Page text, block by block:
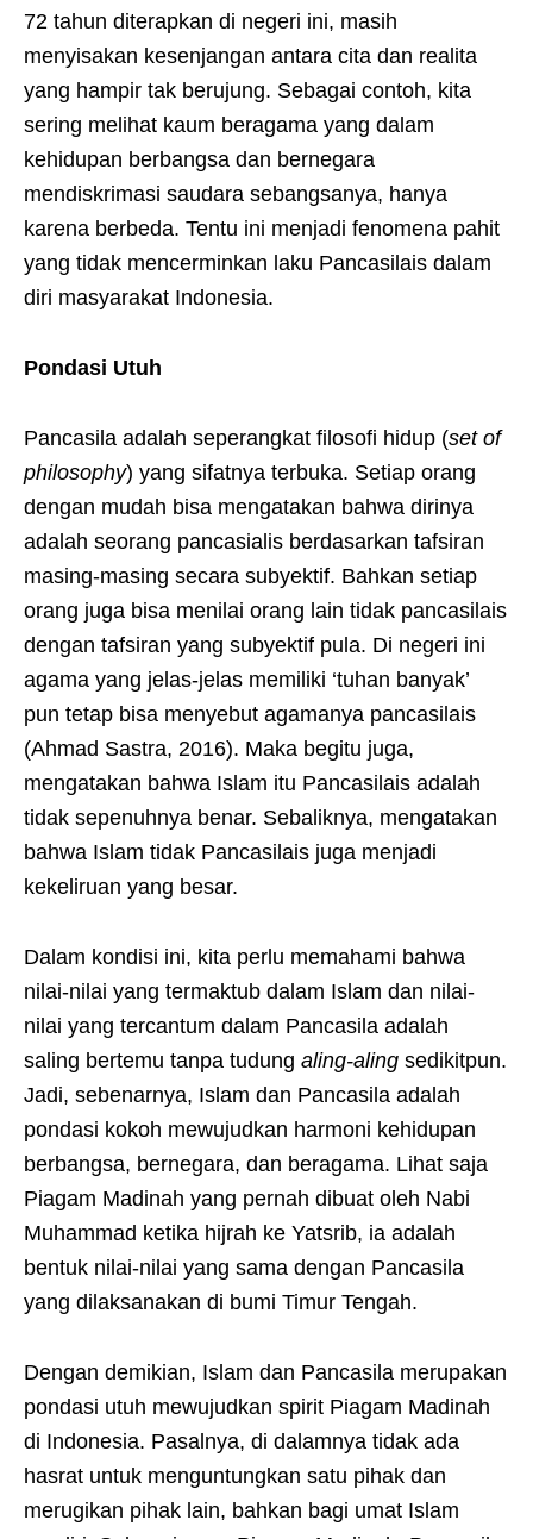
72 tahun diterapkan di negeri ini, masih
menyisakan kesenjangan antara cita dan realita
yang hampir tak berujung. Sebagai contoh, kita
sering melihat kaum beragama yang dalam
kehidupan berbangsa dan bernegara
mendiskrimasi saudara sebangsanya, hanya
karena berbeda. Tentu ini menjadi fenomena pahit
yang tidak mencerminkan laku Pancasilais dalam
diri masyarakat Indonesia.
Pondasi Utuh
Pancasila adalah seperangkat filosofi hidup (set of
philosophy) yang sifatnya terbuka. Setiap orang
dengan mudah bisa mengatakan bahwa dirinya
adalah seorang pancasialis berdasarkan tafsiran
masing-masing secara subyektif. Bahkan setiap
orang juga bisa menilai orang lain tidak pancasilais
dengan tafsiran yang subyektif pula. Di negeri ini
agama yang jelas-jelas memiliki ‘tuhan banyak’
pun tetap bisa menyebut agamanya pancasilais
(Ahmad Sastra, 2016). Maka begitu juga,
mengatakan bahwa Islam itu Pancasilais adalah
tidak sepenuhnya benar. Sebaliknya, mengatakan
bahwa Islam tidak Pancasilais juga menjadi
kekeliruan yang besar.
Dalam kondisi ini, kita perlu memahami bahwa
nilai-nilai yang termaktub dalam Islam dan nilai-
nilai yang tercantum dalam Pancasila adalah
saling bertemu tanpa tudung aling-aling sedikitpun.
Jadi, sebenarnya, Islam dan Pancasila adalah
pondasi kokoh mewujudkan harmoni kehidupan
berbangsa, bernegara, dan beragama. Lihat saja
Piagam Madinah yang pernah dibuat oleh Nabi
Muhammad ketika hijrah ke Yatsrib, ia adalah
bentuk nilai-nilai yang sama dengan Pancasila
yang dilaksanakan di bumi Timur Tengah.
Dengan demikian, Islam dan Pancasila merupakan
pondasi utuh mewujudkan spirit Piagam Madinah
di Indonesia. Pasalnya, di dalamnya tidak ada
hasrat untuk menguntungkan satu pihak dan
merugikan pihak lain, bahkan bagi umat Islam